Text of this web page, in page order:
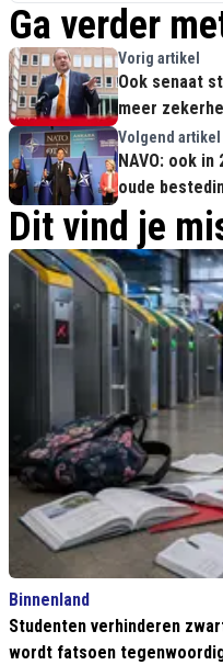
Ga verder
Vorig artikel
Ook senaat
meer
Volgend artikel
NAVO: ook
oude
Dit vind je
Binnenland
Studenten verhinderen
wordt fatsoen